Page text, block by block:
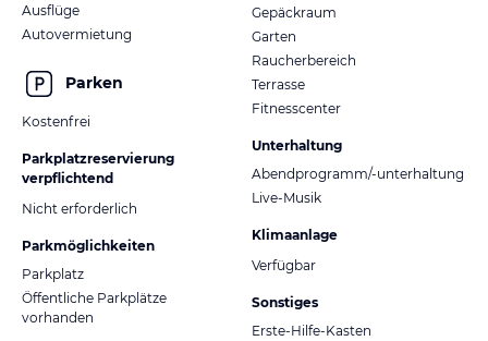
Ausflüge
Autovermietung
Parken
Kostenfrei
Parkplatzreservierung
verpflichtend
Nicht erforderlich
Parkmöglichkeiten
Parkplatz
Öffentliche Parkplätze
vorhanden
Gepäckraum
Garten
Raucherbereich
Terrasse
Fitnesscenter
Unterhaltung
Abendprogramm/-unterhaltung
Live-Musik
Klimaanlage
Verfügbar
Sonstiges
Erste-Hilfe-Kasten